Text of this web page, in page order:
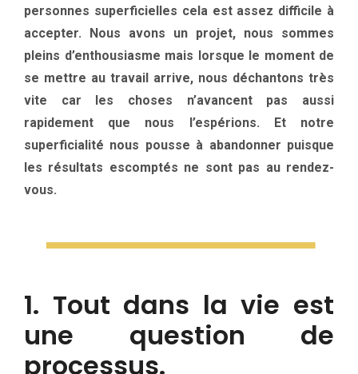
personnes superficielles cela est assez difficile à
accepter. Nous avons un projet, nous sommes
pleins d’enthousiasme mais lorsque le moment de
se mettre au travail arrive, nous déchantons très
vite car les choses n’avancent pas aussi
rapidement que nous l’espérions. Et notre
superficialité nous pousse à abandonner puisque
les résultats escomptés ne sont pas au rendez-
vous.
1. Tout dans la vie est
une question de
processus.